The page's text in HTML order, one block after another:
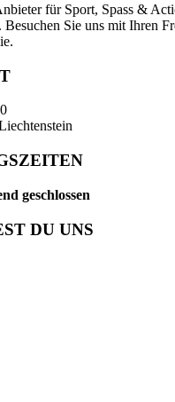
für Sport, Spass &
Besuchen Sie uns mit Ihren
geschlossen
DU UNS